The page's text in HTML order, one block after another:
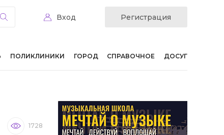
Вход Регистрация
ПОЛИКЛИНИКИ ГОРОД СПРАВОЧНОЕ ДОСУГ
1728